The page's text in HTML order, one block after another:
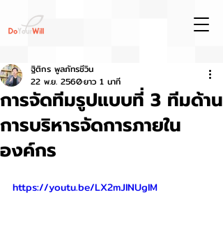
การจัดทีมรูปแบบที่ 3 ทีมด้าน
การบริหารจัดการภายใน
องค์กร
ฐิติกร พูลภัทรชีวิน
22 พ.ย. 2560ยาว 1 นาที
https://youtu.be/LX2mJINUgIM